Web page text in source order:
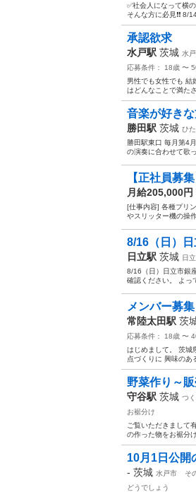
✅社会人になって横
そんな方に必見❗️❗️
承認欲求
水戸駅 茨城 水
応募条件： 18歳 〜
男性でも女性でも 結
はどんなことで満た
音楽が好き
勝田駅 茨城 ひ
勝田駅東口 毎月第4
の演奏に合わせて歌
【正社員募
月給205,000円
[仕事内容] 各種プリ
やスリッター機の操
8/16（日）
日立駅 茨城 日
8/16（日）日立市銀
確認ください。 よっ
メンバー募
常陸太田駅 茨
応募条件： 18歳 〜
はじめまして。 茨城
点づくりに 興味のあ
野菜作り～
守谷駅 茨城 つ
お裾分け
ご覧いただきまして
の作った物をお裾分
10月1日公開
- 茨城 水戸市
そ
どうでしょう